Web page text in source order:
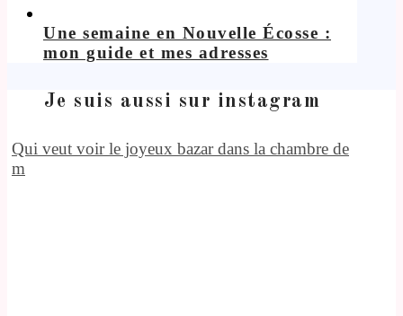
Une semaine en Nouvelle Écosse :
mon guide et mes adresses
Je suis aussi sur instagram
Qui veut voir le joyeux bazar dans la chambre de
m